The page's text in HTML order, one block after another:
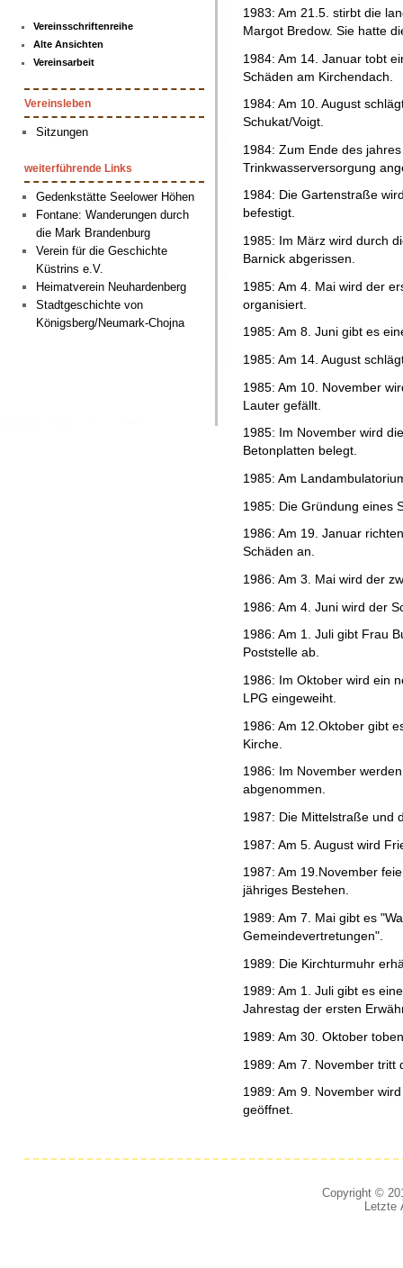
Vereinsschriftenreihe
Alte Ansichten
Vereinsarbeit
Vereinsleben
Sitzungen
weiterführende Links
Gedenkstätte Seelower Höhen
Fontane: Wanderungen durch
die Mark Brandenburg
Verein für die Geschichte
Küstrins e.V.
Heimatverein Neuhardenberg
Stadtgeschichte von
Königsberg/Neumark-Chojna
1983: Am 21.5. stirbt die
Margot Bredow. Sie hatte
1984: Am 14. Januar tobt
Schäden am Kirchendach.
1984: Am 10. August
Schukat/Voigt.
1984: Zum Ende des
Trinkwasserversorgung
1984: Die Gartenstraße
befestigt.
1985: Im März wird durch
Barnick abgerissen.
1985: Am 4. Mai wird der
organisiert.
1985: Am 8. Juni gibt es
1985: Am 14. August
1985: Am 10. November
Lauter gefällt.
1985: Im November wird
Betonplatten belegt.
1985: Am
1985: Die Gründung eines
1986: Am 19. Januar
Schäden an.
1986: Am 3. Mai wird der
1986: Am 4. Juni wird der
1986: Am 1. Juli gibt Frau
Poststelle ab.
1986: Im Oktober wird ein
LPG eingeweiht.
1986: Am 12.Oktober gibt
Kirche.
1986: Im November
abgenommen.
1987: Die Mittelstraße und
1987: Am 5. August wird
1987: Am 19.November
jähriges Bestehen.
1989: Am 7. Mai gibt es
Gemeindevertretungen".
1989: Die Kirchturmuhr
1989: Am 1. Juli gibt es
Jahrestag der ersten
1989: Am 30. Oktober
1989: Am 7. November tritt
1989: Am 9. November
geöffnet.
Copyright ©
Letzte